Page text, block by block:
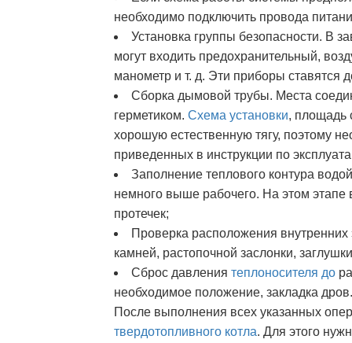
необходимо подключить провода
Установка группы безопасности. В
могут входить предохранительный,
манометр и т. д. Эти приборы ставятся
Сборка дымовой трубы. Места
герметиком. Схема установки, площадь
хорошую естественную тягу, поэтому
приведенных в инструкции по
Заполнение теплового контура
немного выше рабочего. На этом этапе
протечек;
Проверка расположения
камней, растопочной заслонки,
Сброс давления теплоносителя до
необходимое положение, закладка дров.
После выполнения всех указанных
твердотопливного котла. Для этого